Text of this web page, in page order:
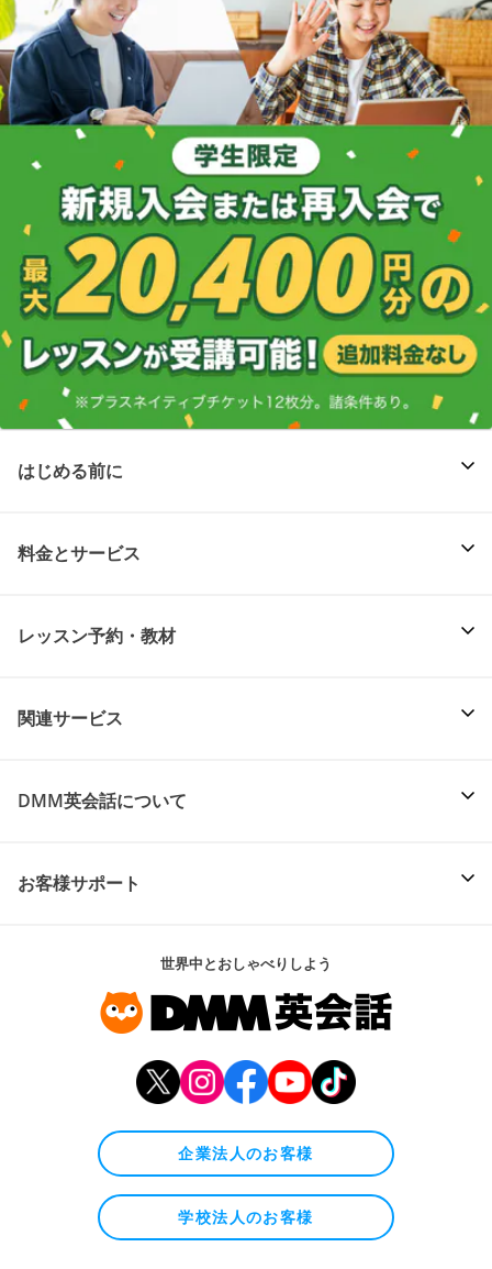
はじめる前に
料金とサービス
レッスン予約・教材
関連サービス
DMM英会話について
お客様サポート
世界中とおしゃべりしよう
企業法人のお客様
学校法人のお客様